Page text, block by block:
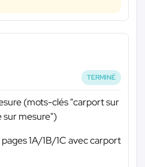
TERMINÉ
(mots-clés "carport sur
sur mesure")
1A/1B/1C avec carport